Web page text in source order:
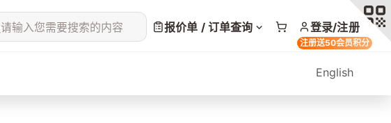
请输入您需要搜索的内容 报价单 / 订单查询 登录/注册
注册送50会员积分
English